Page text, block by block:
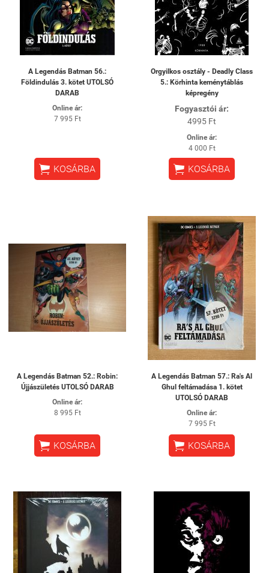
A Legendás Batman 56.:
Földindulás 3. kötet UTOLSÓ
DARAB
Online ár:
7 995 Ft
 KOSÁRBA
Orgyilkos osztály - Deadly Class
5.: Körhinta keménytáblás
képregény
Fogyasztói ár:
4995 Ft
Online ár:
4 000 Ft
 KOSÁRBA
A Legendás Batman 52.: Robin:
Újjászületés UTOLSÓ DARAB
Online ár:
8 995 Ft
 KOSÁRBA
A Legendás Batman 57.: Ra's Al
Ghul feltámadása 1. kötet
UTOLSÓ DARAB
Online ár:
7 995 Ft
 KOSÁRBA